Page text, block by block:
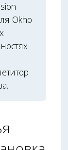
Okho